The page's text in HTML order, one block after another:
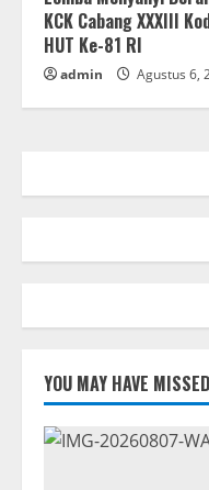
KCK Cabang XXXIII
HUT Ke-81 RI
admin Agustus 6,
YOU MAY HAVE MISSED